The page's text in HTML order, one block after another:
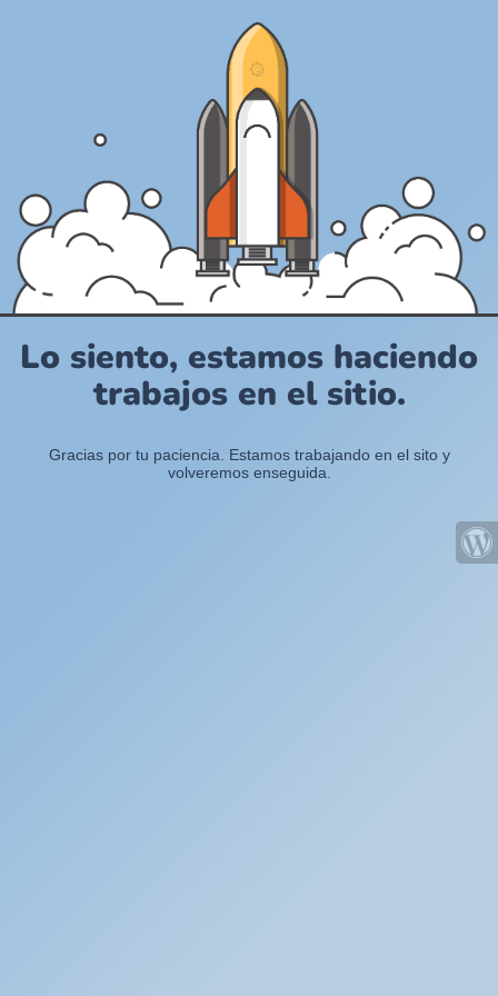
Lo siento, estamos haciendo
trabajos en el sitio.
Gracias por tu paciencia. Estamos trabajando en el sito y
volveremos enseguida.